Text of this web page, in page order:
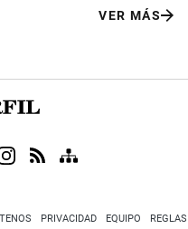
VER MÁS
PRIVACIDAD EQUIPO